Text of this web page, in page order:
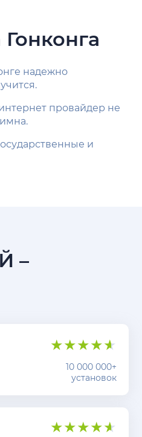
надежно
провайдер не
и
–
10 000 000+
установок